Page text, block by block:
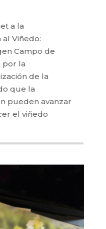
a la
Viñedo:
Campo de
por la
de la
que la
pueden avanzar
el viñedo